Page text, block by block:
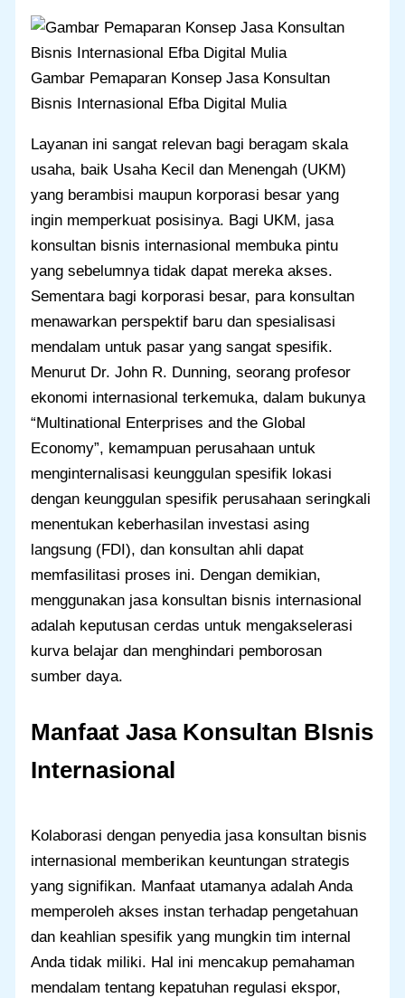
Gambar Pemaparan Konsep Jasa Konsultan
Bisnis Internasional Efba Digital Mulia
Layanan ini sangat relevan bagi beragam skala
usaha, baik Usaha Kecil dan Menengah (UKM)
yang berambisi maupun korporasi besar yang
ingin memperkuat posisinya. Bagi UKM, jasa
konsultan bisnis internasional membuka pintu
yang sebelumnya tidak dapat mereka akses.
Sementara bagi korporasi besar, para konsultan
menawarkan perspektif baru dan spesialisasi
mendalam untuk pasar yang sangat spesifik.
Menurut Dr. John R. Dunning, seorang profesor
ekonomi internasional terkemuka, dalam bukunya
“Multinational Enterprises and the Global
Economy”, kemampuan perusahaan untuk
menginternalisasi keunggulan spesifik lokasi
dengan keunggulan spesifik perusahaan seringkali
menentukan keberhasilan investasi asing
langsung (FDI), dan konsultan ahli dapat
memfasilitasi proses ini. Dengan demikian,
menggunakan jasa konsultan bisnis internasional
adalah keputusan cerdas untuk mengakselerasi
kurva belajar dan menghindari pemborosan
sumber daya.
Manfaat Jasa Konsultan BIsnis
Internasional
Kolaborasi dengan penyedia jasa konsultan bisnis
internasional memberikan keuntungan strategis
yang signifikan. Manfaat utamanya adalah Anda
memperoleh akses instan terhadap pengetahuan
dan keahlian spesifik yang mungkin tim internal
Anda tidak miliki. Hal ini mencakup pemahaman
mendalam tentang kepatuhan regulasi ekspor,